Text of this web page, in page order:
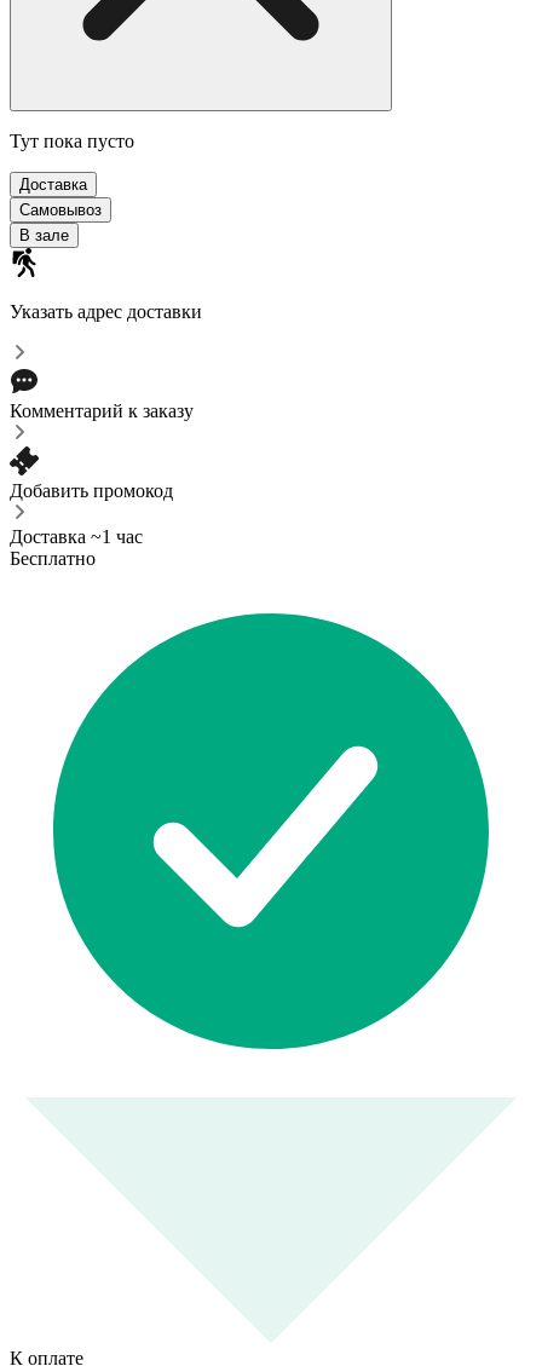
Тут пока пусто
Доставка
Самовывоз
В зале
Указать адрес доставки
Комментарий к заказу
Добавить промокод
Доставка ~1 час
Бесплатно
К оплате